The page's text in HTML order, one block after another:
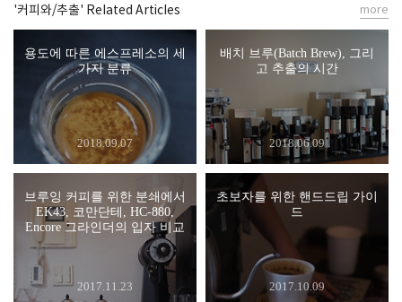
'커피와/추출' Related Articles
용도에 따른 에스프레소의 세
가지 분류
2018.09.07
배치 브루(Batch Brew), 그리
고 추출의 시간
2018.06.09
브루잉 커피를 위한 분쇄에서
EK43, 코만단테, HC-880,
Encore 그라인더의 입자 비교
2017.11.23
초보자를 위한 핸드드립 가이
드
2017.10.09
more